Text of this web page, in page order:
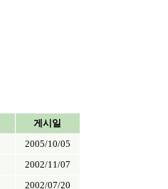
게시일
2005/10/05
2002/11/07
2002/07/20